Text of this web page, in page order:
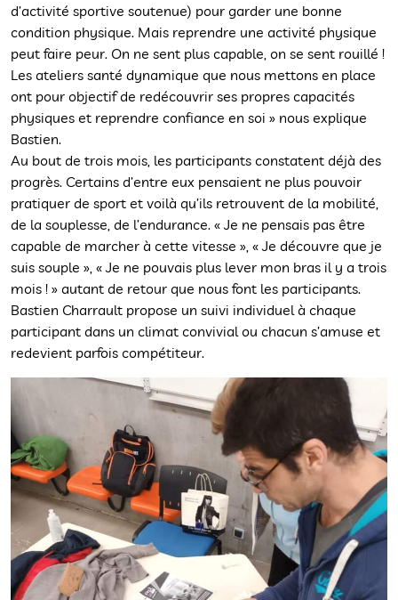
d’activité sportive soutenue) pour garder une bonne
condition physique. Mais reprendre une activité physique
peut faire peur. On ne sent plus capable, on se sent rouillé !
Les ateliers santé dynamique que nous mettons en place
ont pour objectif de redécouvrir ses propres capacités
physiques et reprendre confiance en soi » nous explique
Bastien.
Au bout de trois mois, les participants constatent déjà des
progrès. Certains d’entre eux pensaient ne plus pouvoir
pratiquer de sport et voilà qu’ils retrouvent de la mobilité,
de la souplesse, de l’endurance. « Je ne pensais pas être
capable de marcher à cette vitesse », « Je découvre que je
suis souple », « Je ne pouvais plus lever mon bras il y a trois
mois ! » autant de retour que nous font les participants.
Bastien Charrault propose un suivi individuel à chaque
participant dans un climat convivial ou chacun s’amuse et
redevient parfois compétiteur.